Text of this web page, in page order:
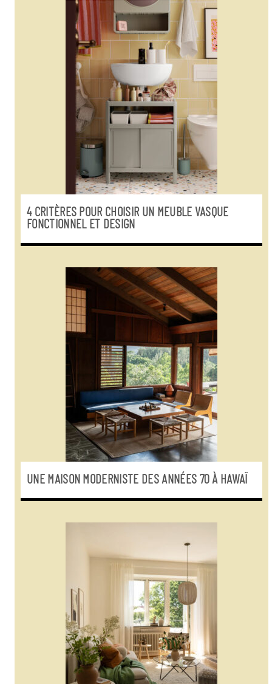
4 CRITÈRES POUR CHOISIR UN MEUBLE VASQUE
FONCTIONNEL ET DESIGN
UNE MAISON MODERNISTE DES ANNÉES 70 À HAWAÏ